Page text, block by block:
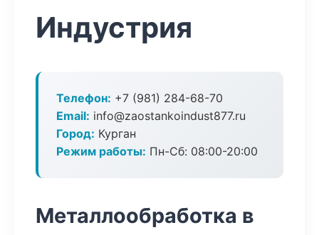
Индустрия
Телефон: +7 (981) 284-68-70
Email: info@zaostankoindust877.ru
Город: Курган
Режим работы: Пн-Сб: 08:00-20:00
Металлообработка в